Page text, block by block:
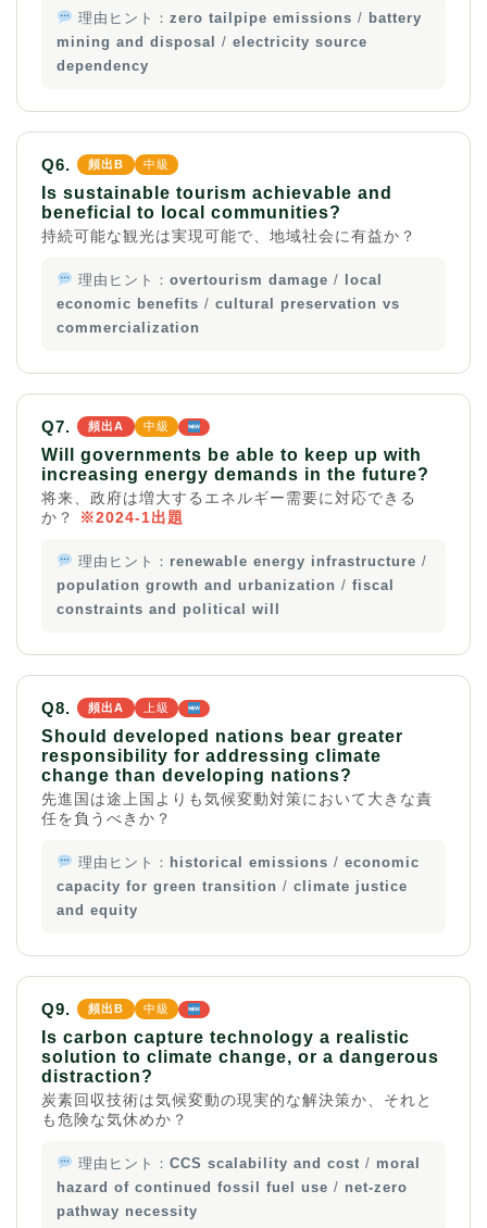
理由ヒント： zero tailpipe emissions / battery
mining and disposal
/ electricity source
dependency
Q6. 頻出B 中級
Is sustainable tourism achievable and
beneficial to local communities?
持続可能な観光は実現可能で、地域社会に有益か？
理由ヒント： overtourism damage /
local
economic benefits / cultural preservation vs
commercialization
Q7. 頻出A 中級
Will governments be able to keep up with
increasing energy demands in the future?
将来、政府は増大するエネルギー需要に対応できる
か？
※2024-1出題
理由ヒント： renewable energy infrastructure /
population growth and urbanization / fiscal
constraints and political will
Q8. 頻出A 上級
Should developed nations bear greater
responsibility for addressing climate
change than developing nations?
先進国は途上国よりも気候変動対策において大きな責
任を負うべきか？
理由ヒント： historical emissions / economic
capacity for green transition / climate justice
and equity
Q9. 頻出B 中級
Is carbon capture technology a realistic
solution to climate change, or a dangerous
distraction?
炭素回収技術は気候変動の現実的な解決策か、それと
も危険な気休めか？
理由ヒント： CCS scalability and cost / moral
hazard of continued fossil fuel use / net-zero
pathway necessity